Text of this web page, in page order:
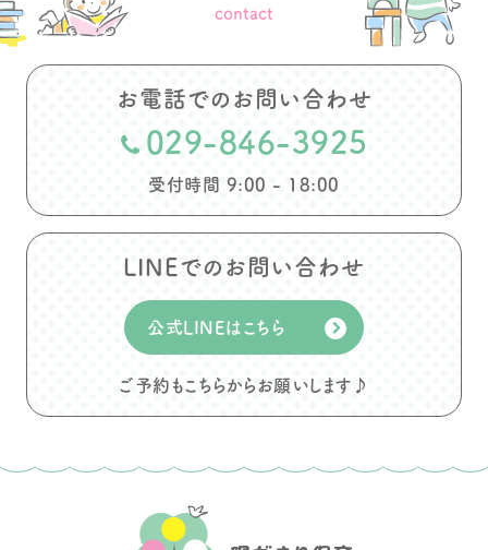
contact
お電話でのお問い合わせ
029-846-3925
受付時間 9:00 - 18:00
LINEでのお問い合わせ
公式LINEはこちら
ご予約もこちらからお願いします♪